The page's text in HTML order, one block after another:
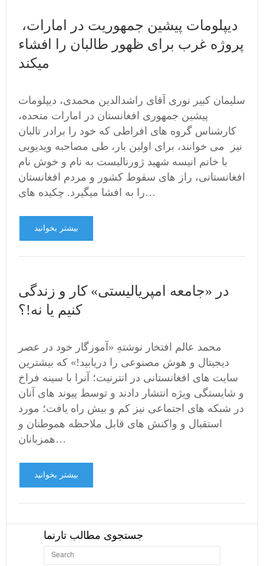
دیپلومات پیشین جمهوریت در امارات،
پروژه غرب برای ظهور طالبان را افشاء
سلیمان کبیر نوری آقای راشدالدین محمدی، دیپلومات
پیشین جمهوری افغانستان در امارات متحده،
کارشناس گروه های افراطی که خود را برادر تالبان
نیز می خوانند، برای اولین بار، طی مصاحبه ویدیویی
با خانم انیسه شهید ژورنالیست به نام و خوش نام
افغانستانی، راز های سقوط کشور و مردم افغانستان
را به افشا میگیرد. چکیده های…
بیشتر بخوانید
در «جامعه امپریالیستی» کار و زندگی
کنیم یا نه!؟
محمد عالم افتخار نوشتهِ «آموزگار خود در عصر
دیجیتال و هوش مصنوعی را دریابید!» که بیشترین
سایت های افغانستانی در انترنیت؛ آنرا با سینه فراخ
و شایستگی ویژه انتشار دادند و توسط پیوند های آنان
در شبکه های اجتماعی نیز کم و بیش راه یافت؛ مورد
استقبال و واکنش های قابل ملاحظه هموطنان و
همزبانان…
بیشتر بخوانید
جستجوی مطالب تارنما